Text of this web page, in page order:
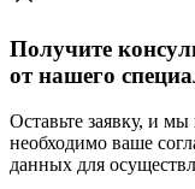
Получите
от нашего
Оставьте заявку, и
необходимо ваше
данных для